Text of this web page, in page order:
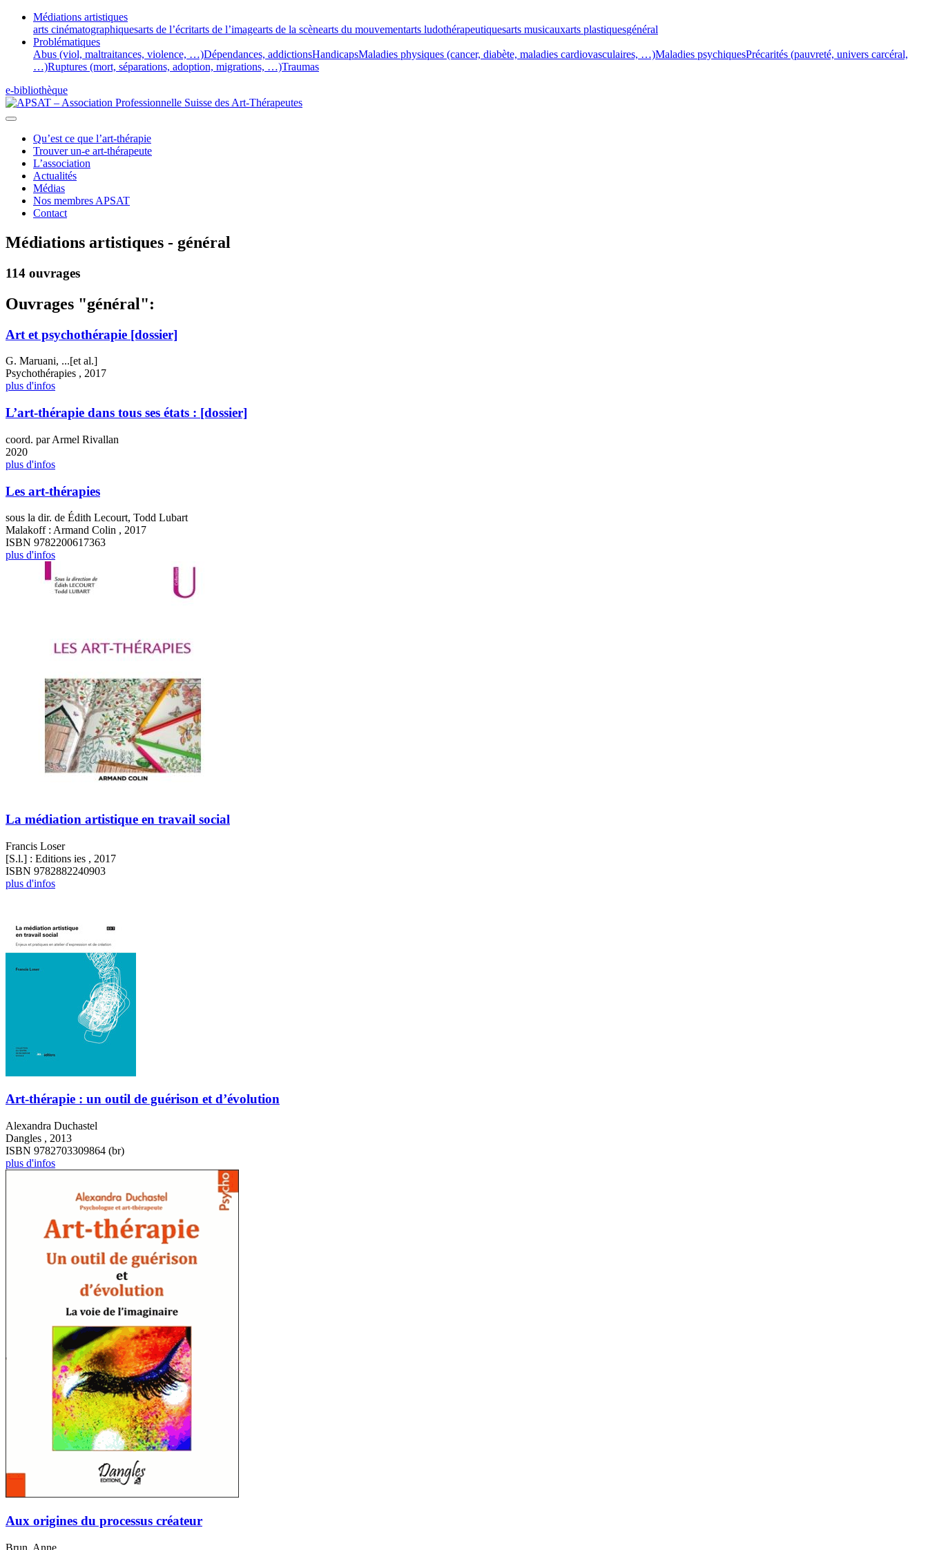
Médiations artistiques
arts cinématographiquesarts de l’écritarts de l’imagearts de la scènearts du mouvementarts ludothérapeutiquesarts musicauxarts plastiquesgénéral
Problématiques
Abus (viol, maltraitances, violence, …)Dépendances, addictionsHandicapsMaladies physiques (cancer, diabète, maladies cardiovasculaires, …)Maladies psychiquesPrécarités (pauvreté, univers carcéral,
…)Ruptures (mort, séparations, adoption, migrations, …)Traumas
e-bibliothèque
Qu’est ce que l’art-thérapie
Trouver un-e art-thérapeute
L’association
Actualités
Médias
Nos membres APSAT
Contact
Médiations artistiques - général
114 ouvrages
Ouvrages "général":
Art et psychothérapie [dossier]
G. Maruani, ...[et al.]
Psychothérapies , 2017
plus d'infos
L’art-thérapie dans tous ses états : [dossier]
coord. par Armel Rivallan
2020
plus d'infos
Les art-thérapies
sous la dir. de Édith Lecourt, Todd Lubart
Malakoff : Armand Colin , 2017
ISBN 9782200617363
plus d'infos
La médiation artistique en travail social
Francis Loser
[S.l.] : Editions ies , 2017
ISBN 9782882240903
plus d'infos
Art-thérapie : un outil de guérison et d’évolution
Alexandra Duchastel
Dangles , 2013
ISBN 9782703309864 (br)
plus d'infos
Aux origines du processus créateur
Brun, Anne